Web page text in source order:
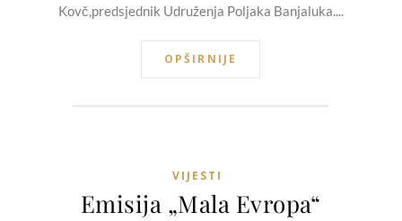
Kovč,predsjednik Udruženja Poljaka Banjaluka....
OPŠIRNIJE
VIJESTI
Emisija „Mala Evropa“